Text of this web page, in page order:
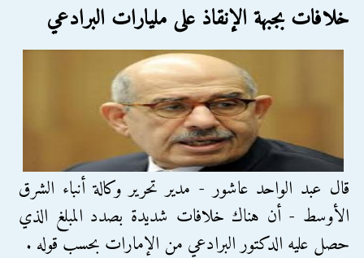
خلافات بجبهة الإنقاذ على مليارات البرادعي
قال عبد الواحد عاشور - مدير تحرير وكالة أنباء الشرق
الأوسط - أن هناك خلافات شديدة بصدد المبلغ الذي
حصل عليه الدكتور البرادعي من الإمارات بحسب قوله .